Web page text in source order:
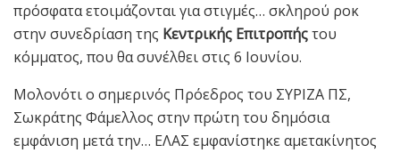
πρόσφατα ετοιμάζονται για στιγμές… σκληρού ροκ
στην συνεδρίαση της Κεντρικής Επιτροπήςτου
κόμματος, που θα συνέλθει στις 6 Ιουνίου.
Μολονότι ο σημερινός Πρόεδρος του ΣΥΡΙΖΑ ΠΣ,
Σωκράτης Φάμελλος στην πρώτη του δημόσια
εμφάνιση μετά την… ΕΛΑΣ εμφανίστηκε αμετακίνητος